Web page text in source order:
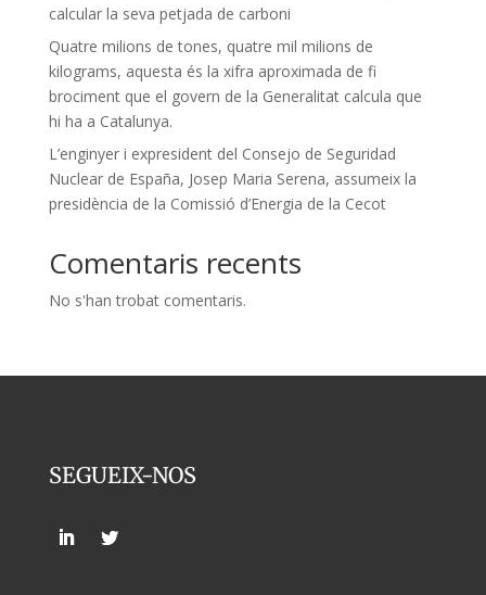
calcular la seva petjada de carboni
Quatre milions de tones, quatre mil milions de
kilograms, aquesta és la xifra aproximada de fi
brociment que el govern de la Generalitat calcula que
hi ha a Catalunya.
L’enginyer i expresident del Consejo de Seguridad
Nuclear de España, Josep Maria Serena, assumeix la
presidència de la Comissió d’Energia de la Cecot
Comentaris recents
No s'han trobat comentaris.
SEGUEIX-NOS